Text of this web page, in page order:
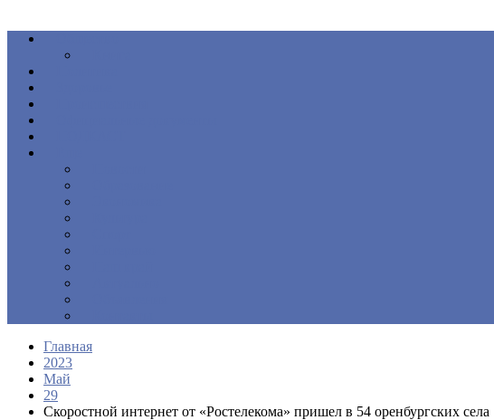
Главная
2023
Май
29
Скоростной интернет от «Ростелекома» пришел в 54 оренбургских села